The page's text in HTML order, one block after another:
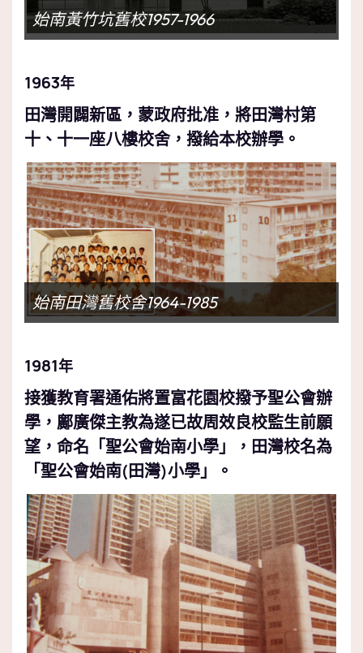
始南黃竹坑舊校1957-1966
1963年
田灣開闢新區，蒙政府批准，將田灣村第
十、十一座八樓校舍，撥給本校辦學。
始南田灣舊校舍1964-1985
1981年
接獲教育署通佑將置富花園校撥予聖公會辦
學，鄺廣傑主教為遂已故周效良校監生前願
望，命名「聖公會始南小學」，田灣校名為
「聖公會始南(田灣)小學」。